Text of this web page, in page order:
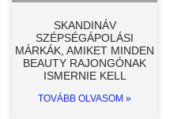
SKANDINÁV
SZÉPSÉGÁPOLÁSI
MÁRKÁK, AMIKET MINDEN
BEAUTY RAJONGÓNAK
ISMERNIE KELL
TOVÁBB OLVASOM »